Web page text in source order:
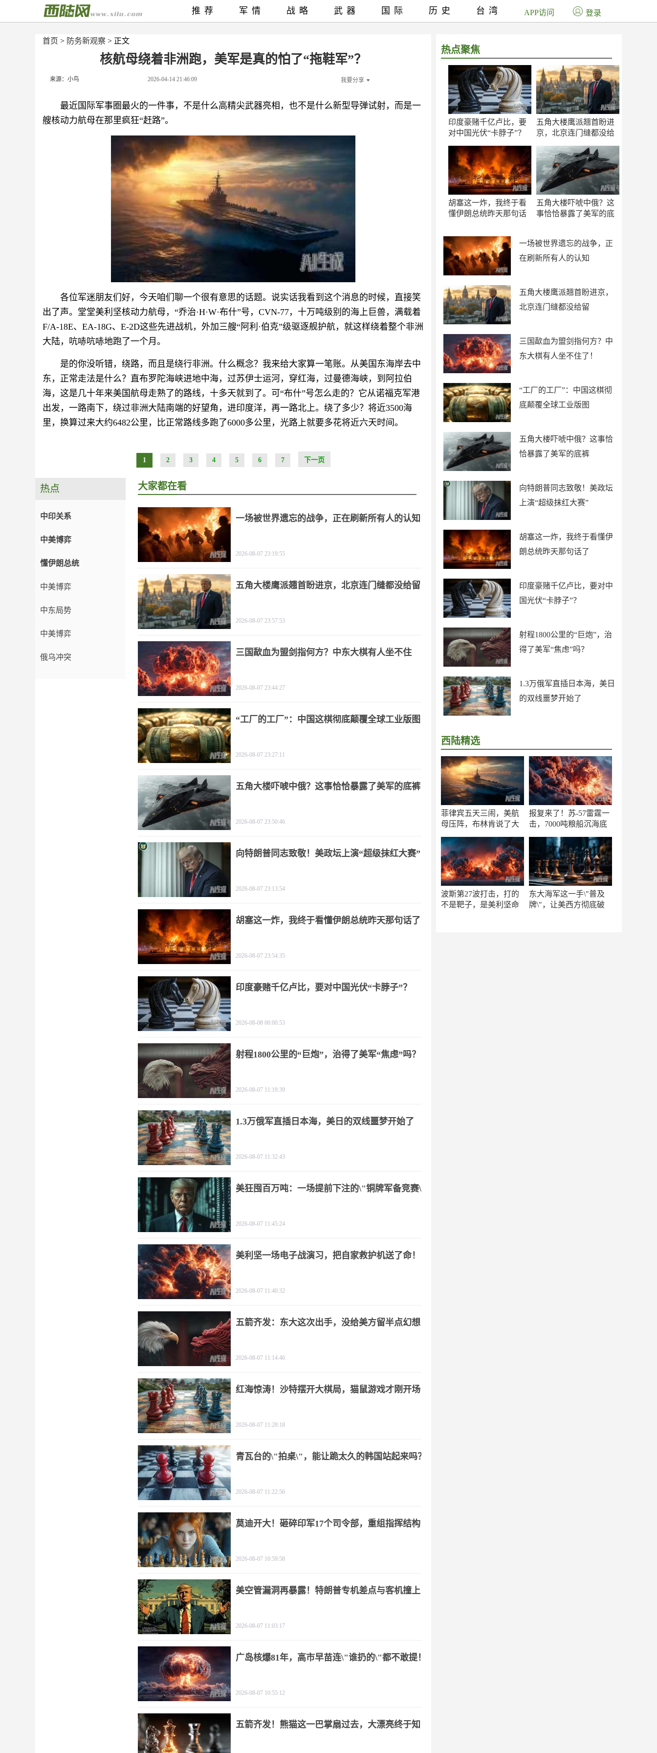
首页 > 防务新观察 > 正文
核航母绕着非洲跑，美军是真的怕了“拖鞋军”？
来源：小鸟 2026-04-14 21:46:09 我要分享
最近国际军事圈最火的一件事，不是什么高精尖武器亮相，也不是什么新型导弹试射，而是一
艘核动力航母在那里疯狂“赶路”。
各位军迷朋友们好，今天咱们聊一个很有意思的话题。说实话我看到这个消息的时候，直接笑
出了声。堂堂美利坚核动力航母，“乔治·H·W·布什”号，CVN-77，十万吨级别的海上巨兽，满载着
F/A-18E、EA-18G、E-2D这些先进战机，外加三艘“阿利·伯克”级驱逐舰护航，就这样绕着整个非洲
大陆，吭哧吭哧地跑了一个月。
是的你没听错，绕路，而且是绕行非洲。什么概念？我来给大家算一笔账。从美国东海岸去中
东，正常走法是什么？直布罗陀海峡进地中海，过苏伊士运河，穿红海，过曼德海峡，到阿拉伯
海，这是几十年来美国航母走熟了的路线，十多天就到了。可“布什”号怎么走的？它从诺福克军港
出发，一路南下，绕过非洲大陆南端的好望角，进印度洋，再一路北上。绕了多少？将近3500海
里，换算过来大约6482公里，比正常路线多跑了6000多公里，光路上就要多花将近六天时间。
1 2 3 4 5 6 7 下一页
热点聚焦
印度豪赌千亿卢比，要
对中国光伏“卡脖子”？
五角大楼鹰派翘首盼进
京，北京连门缝都没给
胡塞这一炸，我终于看
懂伊朗总统昨天那句话
五角大楼吓唬中俄？这
事恰恰暴露了美军的底
一场被世界遗忘的战争，正
在刷新所有人的认知
五角大楼鹰派翘首盼进京，
北京连门缝都没给留
三国歃血为盟剑指何方？中
东大棋有人坐不住了！
“工厂的工厂”：中国这棋彻
底颠覆全球工业版图
五角大楼吓唬中俄？这事恰
恰暴露了美军的底裤
向特朗普同志致敬！美政坛
上演“超级抹红大赛”
胡塞这一炸，我终于看懂伊
朗总统昨天那句话了
印度豪赌千亿卢比，要对中
国光伏“卡脖子”？
射程1800公里的“巨炮”，治
得了美军“焦虑”吗？
1.3万俄军直插日本海，美日
的双线噩梦开始了
西陆精选
菲律宾五天三闹，美航
母压阵，布林肯说了大
报复来了！苏-57雷霆一
击，7000吨粮船沉海底
波斯第27波打击，打的
不是靶子，是美利坚命
东大海军这一手\"普及
牌\"，让美西方彻底破
推荐 军情 战略 武器 国际 历史 台湾 APP访问 登录
热点
中印关系
中美博弈
懂伊朗总统
中美博弈
中东局势
中美博弈
俄乌冲突
大家都在看
一场被世界遗忘的战争，正在刷新所有人的认知
2026-08-07 23:19:55
五角大楼鹰派翘首盼进京，北京连门缝都没给留
2026-08-07 23:57:53
三国歃血为盟剑指何方？中东大棋有人坐不住
2026-08-07 23:44:27
“工厂的工厂”：中国这棋彻底颠覆全球工业版图
2026-08-07 23:27:11
五角大楼吓唬中俄？这事恰恰暴露了美军的底裤
2026-08-07 23:50:46
向特朗普同志致敬！美政坛上演“超级抹红大赛”
2026-08-07 23:13:54
胡塞这一炸，我终于看懂伊朗总统昨天那句话了
2026-08-07 23:54:35
印度豪赌千亿卢比，要对中国光伏“卡脖子”？
2026-08-08 00:00:53
射程1800公里的“巨炮”，治得了美军“焦虑”吗？
2026-08-07 11:19:39
1.3万俄军直插日本海，美日的双线噩梦开始了
2026-08-07 11:32:43
美狂囤百万吨：一场提前下注的\"铜牌军备竞赛\"
2026-08-07 11:45:24
美利坚一场电子战演习，把自家救护机送了命！
2026-08-07 11:40:32
五箭齐发：东大这次出手，没给美方留半点幻想
2026-08-07 11:14:46
红海惊涛！沙特摆开大棋局，猫鼠游戏才刚开场
2026-08-07 11:28:18
青瓦台的\"拍桌\"，能让跪太久的韩国站起来吗？
2026-08-07 11:22:56
莫迪开大！砸碎印军17个司令部，重组指挥结构
2026-08-07 10:59:58
美空管漏洞再暴露！特朗普专机差点与客机撞上
2026-08-07 11:03:17
广岛核爆81年，高市早苗连\"谁扔的\"都不敢提！
2026-08-07 10:55:12
五箭齐发！熊猫这一巴掌扇过去，大漂亮终于知